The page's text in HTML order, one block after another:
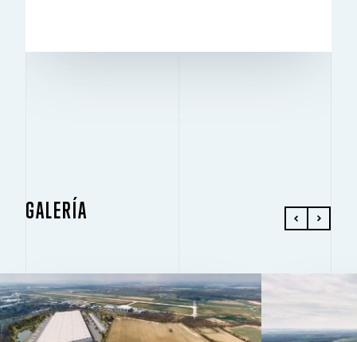
GALERÍA